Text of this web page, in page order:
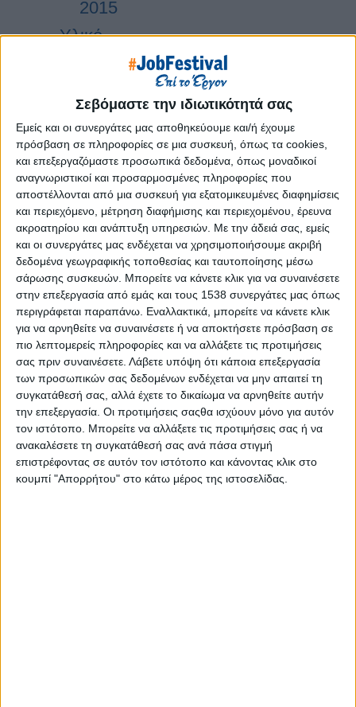
Σεβόμαστε την ιδιωτικότητά σας
Εμείς και οι συνεργάτες μας αποθηκεύουμε και/ή έχουμε
πρόσβαση σε πληροφορίες σε μια συσκευή, όπως τα cookies,
και επεξεργαζόμαστε προσωπικά δεδομένα, όπως μοναδικοί
αναγνωριστικοί και προσαρμοσμένες πληροφορίες που
αποστέλλονται από μια συσκευή για εξατομικευμένες διαφημίσεις
και περιεχόμενο, μέτρηση διαφήμισης και περιεχομένου, έρευνα
ακροατηρίου και ανάπτυξη υπηρεσιών. Με την άδειά σας, εμείς
και οι συνεργάτες μας ενδέχεται να χρησιμοποιήσουμε ακριβή
δεδομένα γεωγραφικής τοποθεσίας και ταυτοποίησης μέσω
σάρωσης συσκευών. Μπορείτε να κάνετε κλικ για να συναινέσετε
στην επεξεργασία από εμάς και τους 1538 συνεργάτες μας όπως
περιγράφεται παραπάνω. Εναλλακτικά, μπορείτε να κάνετε κλικ
για να αρνηθείτε να συναινέσετε ή να αποκτήσετε πρόσβαση σε
πιο λεπτομερείς πληροφορίες και να αλλάξετε τις προτιμήσεις
σας πριν συναινέσετε. Λάβετε υπόψη ότι κάποια επεξεργασία
των προσωπικών σας δεδομένων ενδέχεται να μην απαιτεί τη
συγκατάθεσή σας, αλλά έχετε το δικαίωμα να αρνηθείτε αυτήν
την επεξεργασία. Οι προτιμήσεις σαςθα ισχύουν μόνο για αυτόν
τον ιστότοπο. Μπορείτε να αλλάξετε τις προτιμήσεις σας ή να
ανακαλέσετε τη συγκατάθεσή σας ανά πάσα στιγμή
επιστρέφοντας σε αυτόν τον ιστότοπο και κάνοντας κλικ στο
κουμπί "Απορρήτου" στο κάτω μέρος της ιστοσελίδας.
2015
Υλικό
Φωτογραφίες
Παρουσιάσεις
Φωτογραφίες
Παρουσιάσεις
#JobDays
Εκδήλωση ενδιαφέροντος εταιριών
Κλείσε το πακέτο συμμετοχής σου
εδώ!